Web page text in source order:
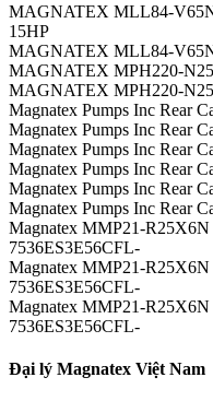
MAGNATEX MLL84-
15HP
MAGNATEX MLL84-
MAGNATEX MPH220-
MAGNATEX MPH220-
Magnatex Pumps Inc Rear
Magnatex Pumps Inc Rear
Magnatex Pumps Inc Rear
Magnatex Pumps Inc Rear
Magnatex Pumps Inc Rear
Magnatex Pumps Inc Rear
Magnatex MMP21-
7536ES3E56CFL-
Magnatex MMP21-
7536ES3E56CFL-
Magnatex MMP21-
7536ES3E56CFL-
Đại lý Magnatex Việt Nam